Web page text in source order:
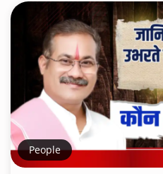
People